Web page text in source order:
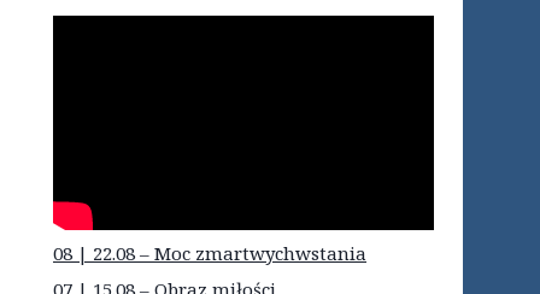
08 | 22.08 – Moc zmartwychwstania
07 | 15.08 – Obraz miłości